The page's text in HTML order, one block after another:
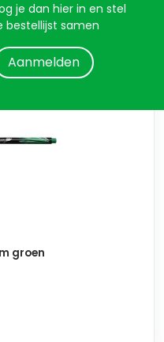
je dan hier in en stel
bestellijst samen
Aanmelden
groen